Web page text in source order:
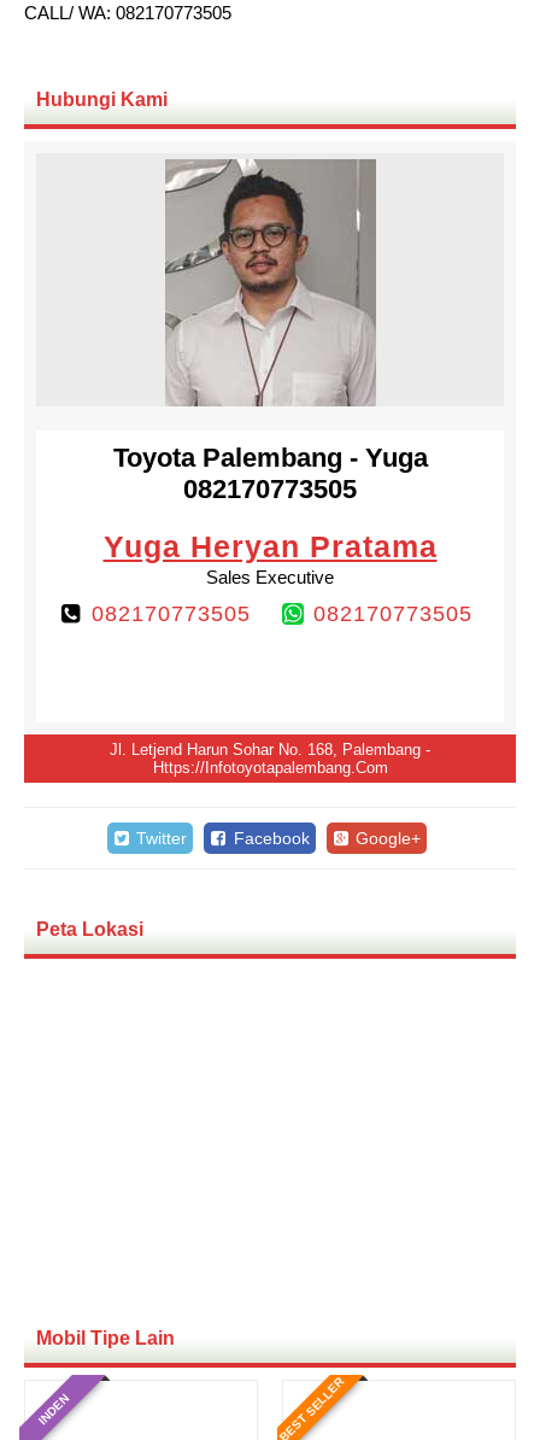
CALL/ WA: 082170773505
Hubungi Kami
Toyota Palembang - Yuga
082170773505
Yuga Heryan Pratama
Sales Executive
082170773505 082170773505
Jl. Letjend Harun Sohar No. 168, Palembang -
Https://infotoyotapalembang.com
Twitter Facebook Google+
Peta Lokasi
Mobil Tipe Lain
INDEN BEST SELLER